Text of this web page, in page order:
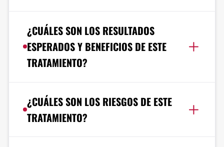
¿CUÁLES SON LOS RESULTADOS
ESPERADOS Y BENEFICIOS DE ESTE
TRATAMIENTO?
¿CUÁLES SON LOS RIESGOS DE ESTE
TRATAMIENTO?